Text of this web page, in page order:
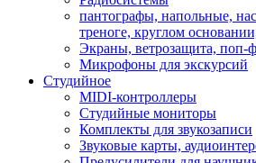
пантографы, напольные,
треноге, круглом
Экраны, ветрозащита, поп-
Микрофоны для экскурсий
Студийное
MIDI-контроллеры
Студийные мониторы
Комплекты для звукозаписи
Звуковые карты,